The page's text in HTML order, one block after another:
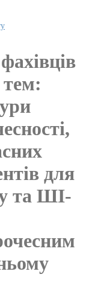
для
та ШІ-